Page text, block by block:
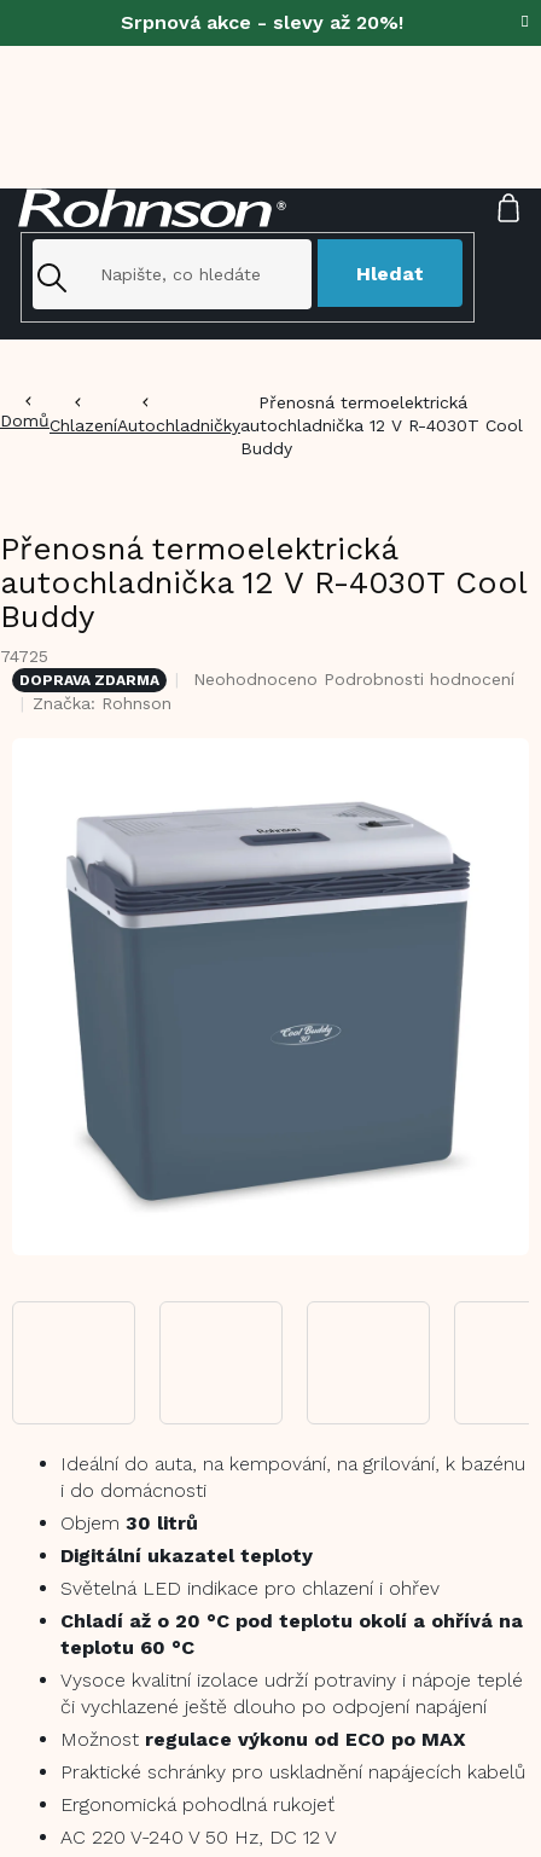
Srpnová akce - slevy až 20%!
Hledat
DomůChlazeníAutochladničky
Přenosná termoelektrická
autochladnička 12 V R-4030T Cool
Buddy
Přenosná termoelektrická
autochladnička 12 V R-4030T Cool
Buddy
74725
DOPRAVA ZDARMA
Průměrné
5
hvězdiček.
Neohodnoceno Podrobnosti hodnocení
Značka: Rohnson
Ideální do auta, na kempování, na grilování, k bazénu
i do domácnosti
Objem 30 litrů
Digitální ukazatel teploty
Světelná LED indikace pro chlazení i ohřev
Chladí až o 20 °C pod teplotu okolí a ohřívá na
teplotu 60 °C
Vysoce kvalitní izolace udrží potraviny i nápoje teplé
či vychlazené ještě dlouho po odpojení napájení
Možnost regulace výkonu od ECO po MAX
Praktické schránky pro uskladnění napájecích kabelů
Ergonomická pohodlná rukojeť
AC 220 V-240 V 50 Hz, DC 12 V